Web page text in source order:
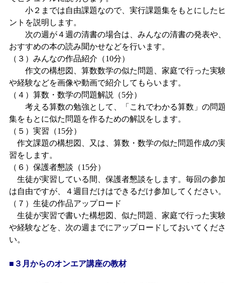
小２までは自由課題なので、実行課題集をもとにした
ントを説明します。
次の週が４週の清書の場合は、みんなの清書の発表や
おすすめの本の読み聞かせなどを行います。
（３）みんなの作品紹介（10分）
作文の構想図、算数数学の似た問題、家庭で行った実
や経験などを画像や動画で紹介してもらいます。
（４）算数・数学の問題解説（5分）
考える算数の勉強として、「これでわかる算数」の問
集をもとに似た問題を作るための解説をします。
（５）実習（15分）
作文課題の構想図、又は、算数・数学の似た問題作成の
習をします。
（６）保護者懇談（15分）
生徒が実習している間、保護者懇談をします。毎回の参
は自由ですが、４週目だけはできるだけ参加してください
（７）生徒の作品アップロード
生徒が実習で書いた構想図、似た問題、家庭で行った実
や経験などを、次の週までにアップロードしておいてくだ
い。
■３月からのオンエア講座の教材